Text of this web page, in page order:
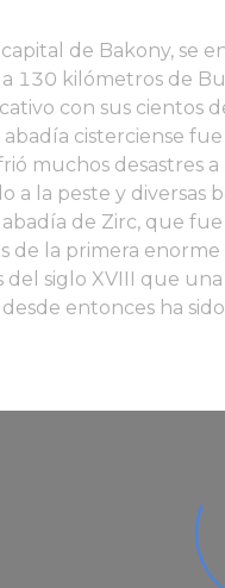
de Bakony, se
130 kilómetros de
con sus cientos
cisterciense
muchos desastres
a la peste y diversas
de Zirc, que
de la primera
siglo XVIII que
entonces ha